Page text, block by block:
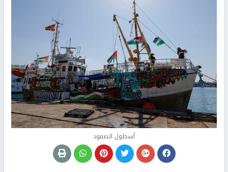
أسطول الصمود